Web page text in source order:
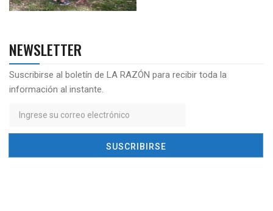
NEWSLETTER
Suscribirse al boletín de LA RAZÓN para recibir toda la
información al instante.